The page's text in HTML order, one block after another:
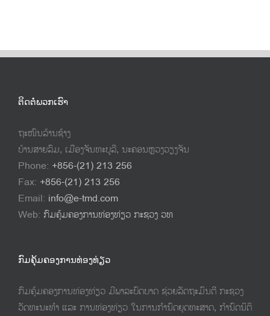
ຕິດຕໍ່ພວກເຮົາ
ຖະໜົນລ້ານຊ້າງ
ບ້ານສາຍລົມ, ເມືອງຈັນທະບູລີ, ນະຄອນຫຼວງວຽງຈັນ
Phone: +856-(21) 213 256
Fax: +856-(21) 213 256
Email: info@e-tmd.com
Web: ກົມຄຸ້ມຄອງການທ່ອງທ່ຽວ ກະຊວງ ວທ
ກົມຄຸ້ມຄອງການທ່ອງທ່ຽວ
ກົມຄຸ້ມຄອງການທ່ອງທ່ຽວ ມີພາລະບົດບາດ ຊ່ວຍລັດຖະມົນຕີ ກະຊວງ
ວັດທະນະທຳ ແລະ ການທ່ອງທ່ຽວ ໃນການກຳນົດຍຸດທະສາດ, ກຳນົດນິຕິ